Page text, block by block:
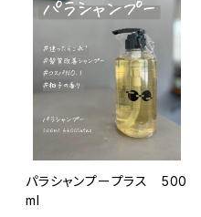
パラシャンプープラス 500
ml